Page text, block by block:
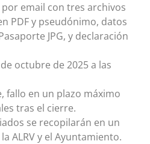
email con tres archivos
PDF y pseudónimo, datos
JPG, y declaración
octubre de 2025 a las
fallo en un plazo máximo
tras el cierre.
se recopilarán en un
ALRV y el Ayuntamiento.